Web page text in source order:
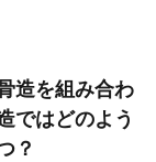
造を組み合わ
ではどのよう
？